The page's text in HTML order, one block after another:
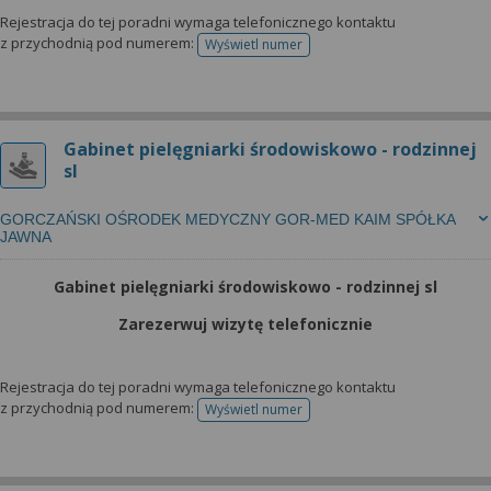
Rejestracja do tej poradni wymaga telefonicznego kontaktu
z przychodnią pod numerem:
Wyświetl numertelefonu do rejestracji
Gabinet pielęgniarki środowiskowo - rodzinnej
sl
GORCZAŃSKI OŚRODEK MEDYCZNY GOR-MED KAIM SPÓŁKA
JAWNA
Gabinet pielęgniarki środowiskowo - rodzinnej sl
Zarezerwuj wizytę telefonicznie
Rejestracja do tej poradni wymaga telefonicznego kontaktu
z przychodnią pod numerem:
Wyświetl numertelefonu do rejestracji